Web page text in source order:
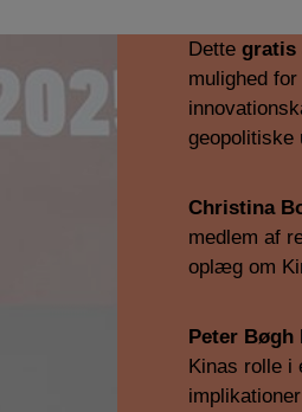
Dette gratis
mulighed
geopolitiske
Christina
medlem af
oplæg om
Peter Bøgh
Kinas rolle i